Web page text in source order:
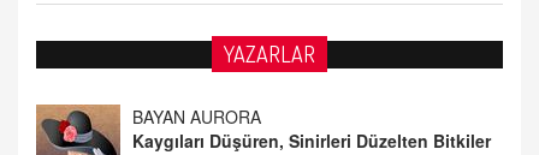
YAZARLAR
DOKTOR CİVANIM
Mastürbasyon ve Tatmin: Bir Keşif Yolculuğu